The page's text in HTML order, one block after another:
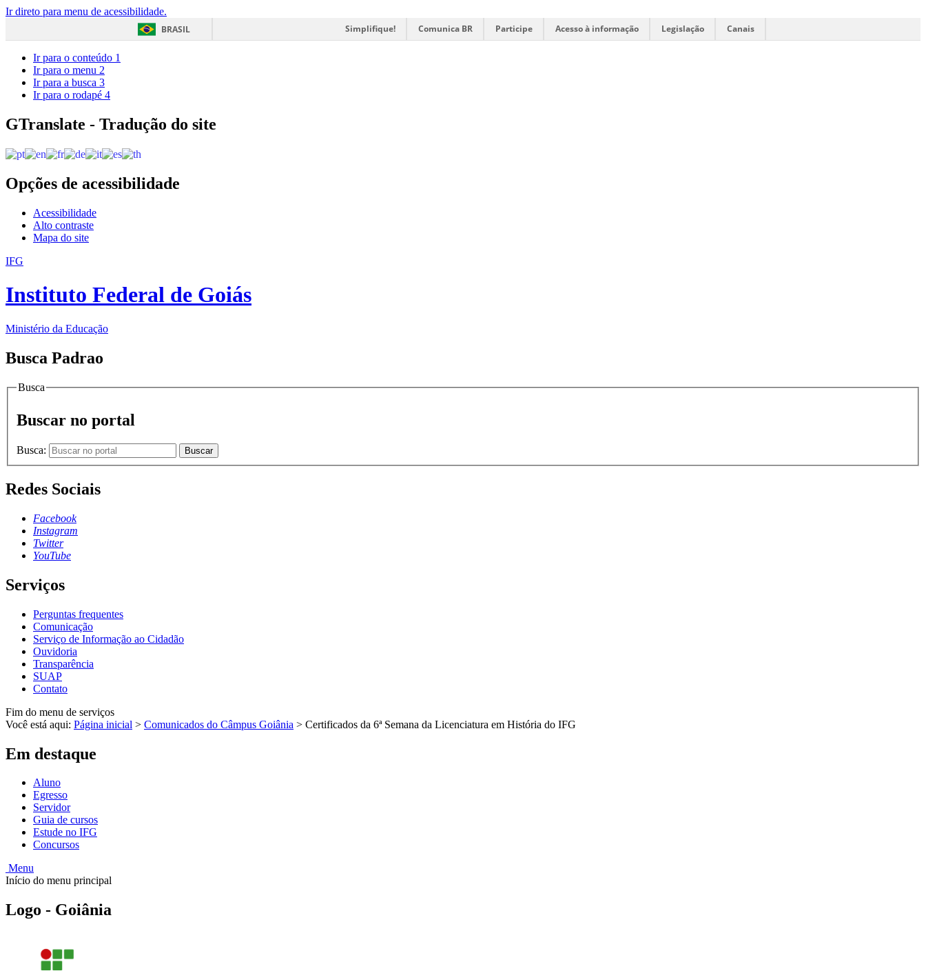
Ir direto para menu de acessibilidade.
BRASIL
Simplifique! Comunica BR Participe Acesso à informação Legislação Canais
Ir para o conteúdo 1
Ir para o menu 2
Ir para a busca 3
Ir para o rodapé 4
GTranslate - Tradução do site
Opções de acessibilidade
Acessibilidade
Alto contraste
Mapa do site
IFG
Instituto Federal de Goiás
Ministério da Educação
Busca Padrao
Busca
Buscar no portal
Busca: Buscar
Redes Sociais
Facebook
Instagram
Twitter
YouTube
Serviços
Perguntas frequentes
Comunicação
Serviço de Informação ao Cidadão
Ouvidoria
Transparência
SUAP
Contato
Fim do menu de serviços
Você está aqui: Página inicial > Comunicados do Câmpus Goiânia > Certificados da 6ª Semana da Licenciatura em História do IFG
Em destaque
Aluno
Egresso
Servidor
Guia de cursos
Estude no IFG
Concursos
Menu
Início do menu principal
Logo - Goiânia